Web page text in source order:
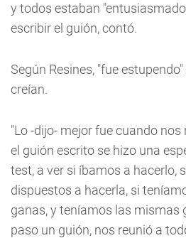
y todos estaban
escribir el guión, contó.
Según Resines, "fue
creían.
"Lo -dijo- mejor fue cuando
el guión escrito se hizo una
test, a ver si íbamos a hacerlo,
dispuestos a hacerla, si
ganas, y teníamos las mismas
paso un guión, nos reunió a